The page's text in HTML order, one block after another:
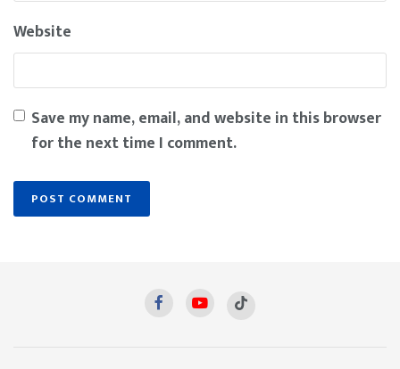
Website
Save my name, email, and website in this browser
for the next time I comment.